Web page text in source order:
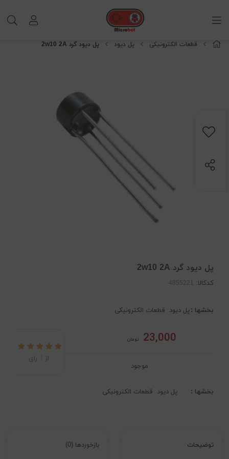
قطعات الکترونیکی پل دیود پل دیود گرد 2w10 2A
پل دیود گرد 2w10 2A
کدکالا:
بخشها : پل دیود قطعات الکترونیکی
23,000 تومان
موجود
از رای
بخشها : پل دیود قطعات الکترونیکی
توضیحات بازخوردها (0)